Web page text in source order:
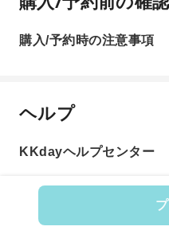
購入/予約時の注意事項
ヘルプ
KKdayヘルプセンター
商品